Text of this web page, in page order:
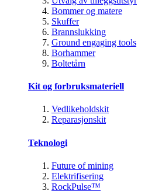
Bommer og matere
Skuffer
Brannslukking
Ground engaging tools
Borhammer
Boltetårn
Kit og forbruksmateriell
Vedlikeholdskit
Reparasjonskit
Teknologi
Future of mining
Elektrifisering
RockPulse™